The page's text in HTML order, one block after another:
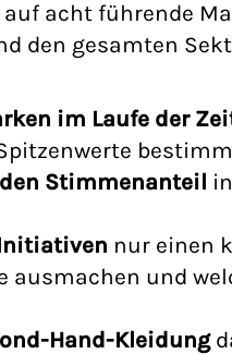
acht führende
den gesamten
im Laufe der
Stimmenanteil
nur einen
ausmachen und
Hand-Kleidung